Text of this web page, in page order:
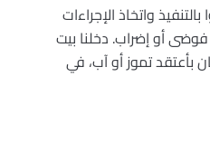
واتخاذ الإجراءات
أو إضراب. دخلنا بيت
بأعتقد تموز أو آب، في